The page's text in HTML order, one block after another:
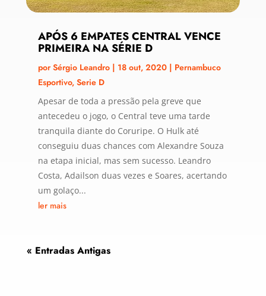
APÓS 6 EMPATES CENTRAL VENCE
PRIMEIRA NA SÉRIE D
porSérgio Leandro| 18 out, 2020| Pernambuco
Esportivo, Serie D
Apesar de toda a pressão pela greve que
antecedeu o jogo, o Central teve uma tarde
tranquila diante do Coruripe. O Hulk até
conseguiu duas chances com Alexandre Souza
na etapa inicial, mas sem sucesso. Leandro
Costa, Adailson duas vezes e Soares, acertando
um golaço...
ler mais
« Entradas Antigas